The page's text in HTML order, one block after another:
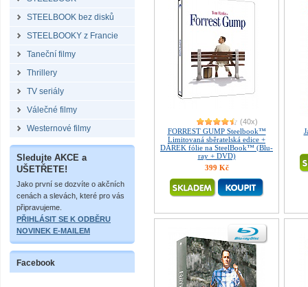
STEELBOOK bez disků
STEELBOOKY z Francie
Taneční filmy
Thrillery
TV seriály
Válečné filmy
Westernové filmy
Sledujte AKCE a
UŠETŘETE!
Jako první se dozvíte o akčních
cenách a slevách, které pro vás
připravujeme.
PŘIHLÁSIT SE K ODBĚRU
NOVINEK E-MAILEM
Facebook
(40x)
FORREST GUMP Steelbook™
Limitovaná sběratelská edice +
DÁREK fólie na SteelBook™ (Blu-
ray + DVD)
399 Kč